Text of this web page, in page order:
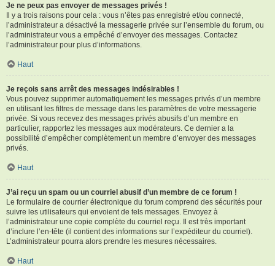
Je ne peux pas envoyer de messages privés !
Il y a trois raisons pour cela : vous n’êtes pas enregistré et/ou connecté,
l’administrateur a désactivé la messagerie privée sur l’ensemble du forum, ou
l’administrateur vous a empêché d’envoyer des messages. Contactez
l’administrateur pour plus d’informations.
Haut
Je reçois sans arrêt des messages indésirables !
Vous pouvez supprimer automatiquement les messages privés d’un membre
en utilisant les filtres de message dans les paramètres de votre messagerie
privée. Si vous recevez des messages privés abusifs d’un membre en
particulier, rapportez les messages aux modérateurs. Ce dernier a la
possibilité d’empêcher complètement un membre d’envoyer des messages
privés.
Haut
J’ai reçu un spam ou un courriel abusif d’un membre de ce forum !
Le formulaire de courrier électronique du forum comprend des sécurités pour
suivre les utilisateurs qui envoient de tels messages. Envoyez à
l’administrateur une copie complète du courriel reçu. Il est très important
d’inclure l’en-tête (il contient des informations sur l’expéditeur du courriel).
L’administrateur pourra alors prendre les mesures nécessaires.
Haut